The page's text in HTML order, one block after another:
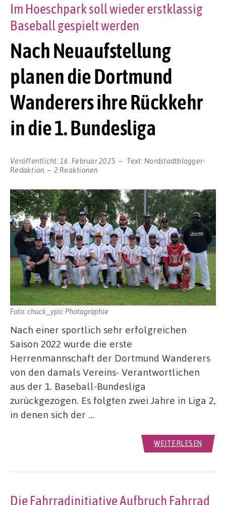
Nach Neuaufstellung
planen die Dortmund
Wanderers ihre Rückkehr
in die 1. Bundesliga
Im Hoeschpark soll wieder erstklassig
Baseball gespielt werden
Veröffentlicht: 16. Februar 2025 Text: Nordstadtblogger-
Redaktion
2 Reaktionen
Foto: chuck_ypic Photographie
Nach einer sportlich sehr erfolgreichen
Saison 2022 wurde die erste
Herrenmannschaft der Dortmund Wanderers
von den damals Vereins- Verantwortlichen
aus der 1. Baseball-Bundesliga
zurückgezogen. Es folgten zwei Jahre in Liga 2,
in denen sich der …
WEITERLESEN
Die Fahrradinitiative Aufbruch Fahrrad